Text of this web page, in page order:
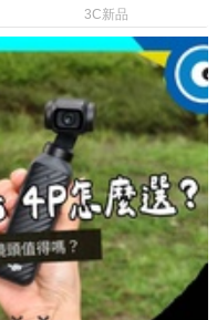
慧家電連動功
3C新品